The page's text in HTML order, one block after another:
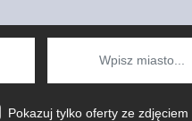
Pokazuj tylko oferty ze zdjęciem